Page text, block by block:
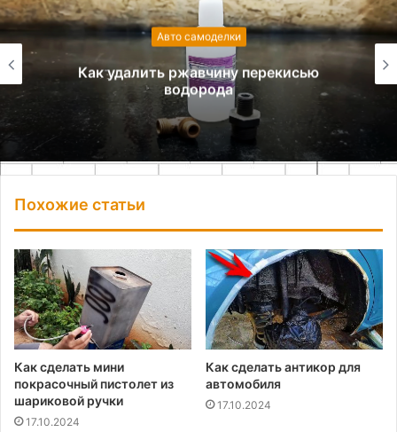
Авто самоделки
Как удалить ржавчину перекисью
водорода
Похожие статьи
Как сделать мини
покрасочный пистолет из
шариковой ручки
17.10.2024
Как сделать антикор для
автомобиля
17.10.2024